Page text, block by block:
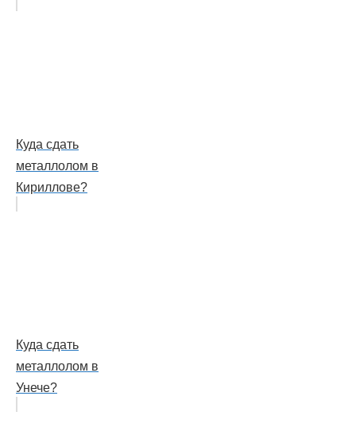
Куда сдать
металлолом в
Кириллове?
Куда сдать
металлолом в
Унече?